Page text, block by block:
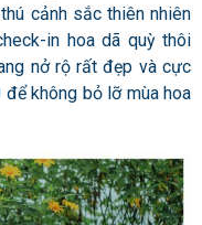
cảnh sắc thiên nhiên
in hoa dã quỳ thôi
nở rộ rất đẹp và cực
không bỏ lỡ mùa hoa